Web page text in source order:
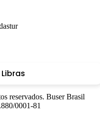
Libras
reservados. Buser Brasil
0001-81